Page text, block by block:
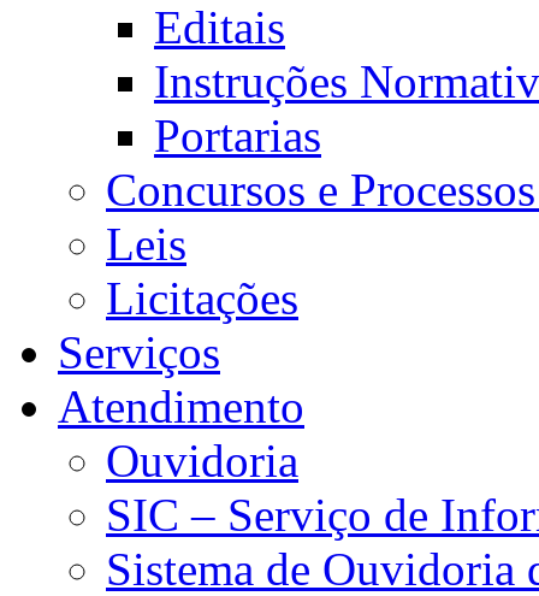
Editais
Instruções
Portarias
Concursos e
Leis
Licitações
Serviços
Atendimento
Ouvidoria
SIC – Serviço de
Sistema de Ouvidoria